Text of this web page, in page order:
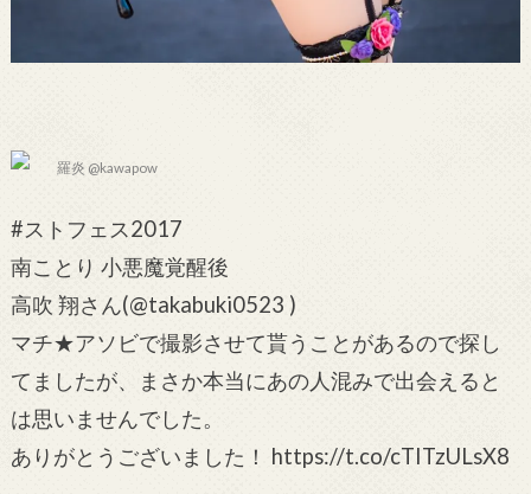
羅炎 @kawapow
#ストフェス2017
南ことり 小悪魔覚醒後
高吹 翔さん(@takabuki0523 )
マチ★アソビで撮影させて貰うことがあるので探し
てましたが、まさか本当にあの人混みで出会えると
は思いませんでした。
ありがとうございました！ https://t.co/cTITzULsX8